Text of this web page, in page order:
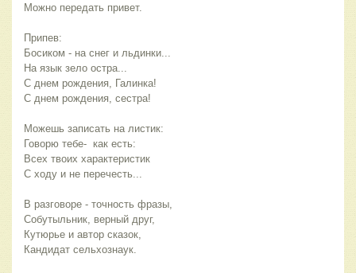
Можно передать привет.
Припев:
Босиком - на снег и льдинки...
На язык зело остра...
С днем рождения, Галинка!
С днем рождения, сестра!
Можешь записать на листик:
Говорю тебе-  как есть:
Всех твоих характеристик
С ходу и не перечесть...
В разговоре - точность фразы,
Собутыльник, верный друг,
Кутюрье и автор сказок,
Кандидат сельхознаук.